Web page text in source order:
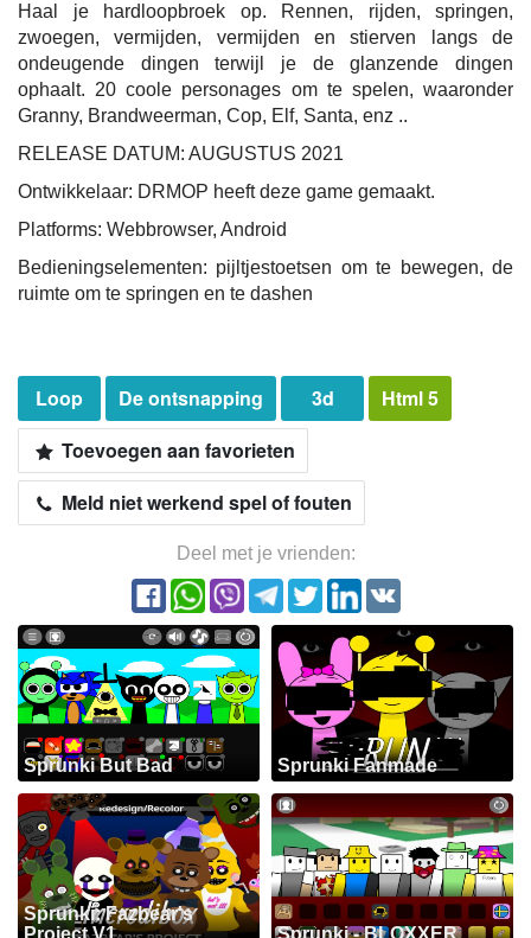
Haal je hardloopbroek op. Rennen, rijden, springen,
zwoegen, vermijden, vermijden en stierven langs de
ondeugende dingen terwijl je de glanzende dingen
ophaalt. 20 coole personages om te spelen, waaronder
Granny, Brandweerman, Cop, Elf, Santa, enz ..
RELEASE DATUM: AUGUSTUS 2021
Ontwikkelaar: DRMOP heeft deze game gemaakt.
Platforms: Webbrowser, Android
Bedieningselementen: pijltjestoetsen om te bewegen, de
ruimte om te springen en te dashen
Loop De ontsnapping 3d
Html 5
Toevoegen aan favorieten
Meld niet werkend spel of fouten
Deel met je vrienden:
Sprunki But Bad Sprunki Fanmade
Sprunki: Fazbear's
Project V1
Sprunki - BLOXXER